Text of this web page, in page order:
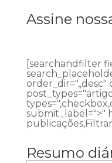
Assine
[searchandfilter
order_dir=",,desc"
submit_label=">"
Resumo